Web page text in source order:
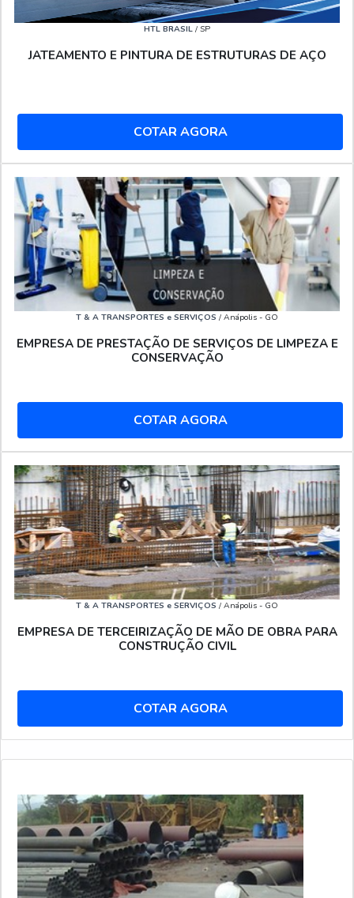
HTL BRASIL / SP
JATEAMENTO E PINTURA DE ESTRUTURAS DE AÇO
COTAR AGORA
T & A TRANSPORTES e SERVIÇOS / Anápolis - GO
EMPRESA DE PRESTAÇÃO DE SERVIÇOS DE LIMPEZA E
CONSERVAÇÃO
COTAR AGORA
T & A TRANSPORTES e SERVIÇOS / Anápolis - GO
EMPRESA DE TERCEIRIZAÇÃO DE MÃO DE OBRA PARA
CONSTRUÇÃO CIVIL
COTAR AGORA